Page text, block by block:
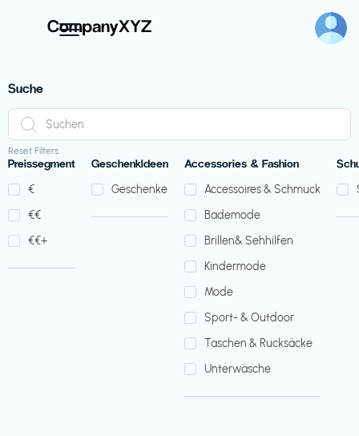
Suche
Reset Filters
Preissegment
€‎
€‎€‎
€‎€‎+
GeschenkIdeen
Geschenke
Accessories & Fashion
Accessoires & Schmuck
Bademode
Brillen& Sehhilfen
Kindermode
Mode
Sport- & Outdoor
Taschen & Rucksäcke
Unterwäsche